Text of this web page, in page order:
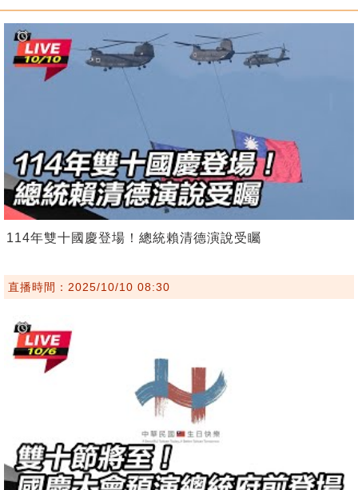
114年雙十國慶登場！總統賴清德演說受矚
直播時間：2025/10/10 08:30